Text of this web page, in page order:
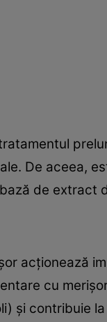
De aceea,
de extract
acţionează
cu
şi contribuie